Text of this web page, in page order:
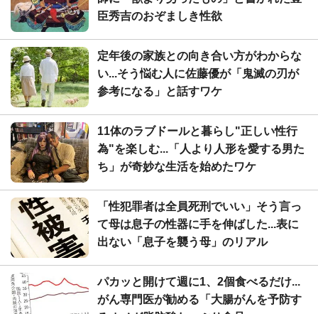
臣秀吉のおぞましき性欲
定年後の家族との向き合い方がわからな
い...そう悩む人に佐藤優が「鬼滅の刃が
参考になる」と話すワケ
11体のラブドールと暮らし"正しい性行
為"を楽しむ...「人より人形を愛する男た
ち」が奇妙な生活を始めたワケ
「性犯罪者は全員死刑でいい」そう言っ
て母は息子の性器に手を伸ばした...表に
出ない「息子を襲う母」のリアル
パカッと開けて週に1、2個食べるだけ...
がん専門医が勧める「大腸がんを予防す